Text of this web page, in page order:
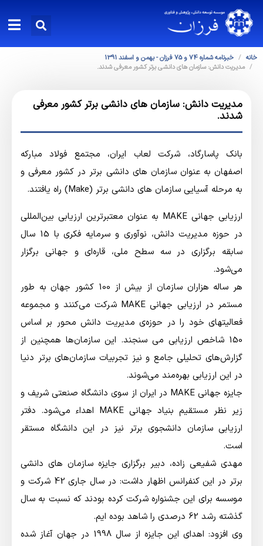
خانه
خبرنامه شماره 74 و 75 فرزان - بهمن و اسفند 1391
مدیریت دانش: سازمان های دانشی برتر کشور معرفی شدند.
مدیریت دانش: سازمان های دانشی برتر کشور معرفی
شدند.
بانک پاسارگاد، شرکت لعاب ایران، مجتمع فولاد مبارکه
اصفهان به عنوان سازمان های دانشی برتر در کشور معرفی و
به مرحله آسیایی سازمان های دانشی برتر (Make) راه یافتند.
ارزیابی جهانی MAKE به عنوان معتبرترین ارزیابی بین‌المللی
در حوزه مدیریت دانش، نوآوری و سرمایه فکری با 15 سال
سابقه برگزاری در سه سطح ملی، قاره‌ای و جهانی برگزار
می‌شود.
هر ساله هزاران سازمان از بیش از 100 کشور جهان به طور
مستمر در ارزیابی جهانی MAKE شرکت می‌کنند و مجموعه
فعالیتهای خود را در حوزه‌ی مدیریت دانش محور بر اساس
150 شاخص ارزیابی می سنجند. این سازمان‌ها همچنین از
گزارش‌های تحلیلی جامع و نیز تجربیات سازمان‌های برتر دنیا
در این ارزیابی بهره‌مند می‌شوند.
جایزه جهانی MAKE در ایران از سوی دانشگاه صنعتی شریف و
زیر نظر مستقیم بنیاد جهانی MAKE اهداء می‌شود. دفتر
ارزیابی سازمان دانشجوی برتر نیز در این دانشگاه مستقر
است.
مهدی شفیعی زاده، دبیر برگزاری جایزه سازمان های دانشی
برتر در این کنفرانس اظهار داشت: در سال جاری 42 شرکت و
موسسه برای این جشنواره شرکت کرده بودند که نسبت به سال
گذشته رشد 62 درصدی را شاهد بوده ایم.
وی افزود: اهدای این جایزه از سال 1998 در جهان آغاز شده